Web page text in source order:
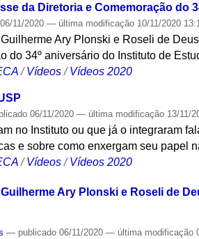
da Diretoria e Comemoração do
06/11/2020— última modificação 10/11/2020
Ary Plonski e Roseli de
do 34º aniversário do Instituto de
/Vídeos /Vídeos 2020
06/11/2020— última modificação 13/11/
no Instituto ou que já o integraram
e sobre como enxergam seu papel
/Vídeos /Vídeos 2020
Ary Plonski e Roseli de
— publicado 06/11/2020— última modificação